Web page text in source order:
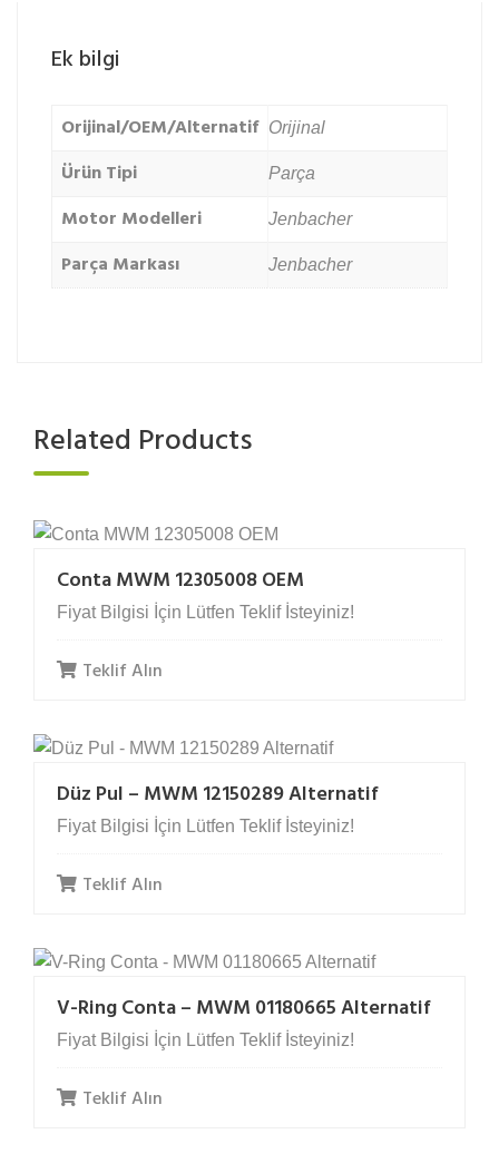
Ek bilgi
Orijinal/OEM/Alternatif Orijinal
Ürün Tipi Parça
Motor Modelleri Jenbacher
Parça Markası Jenbacher
Related Products
Conta MWM 12305008 OEM
Fiyat Bilgisi İçin Lütfen Teklif İsteyiniz!
Teklif Alın
Düz Pul – MWM 12150289 Alternatif
Fiyat Bilgisi İçin Lütfen Teklif İsteyiniz!
Teklif Alın
V-Ring Conta – MWM 01180665 Alternatif
Fiyat Bilgisi İçin Lütfen Teklif İsteyiniz!
Teklif Alın